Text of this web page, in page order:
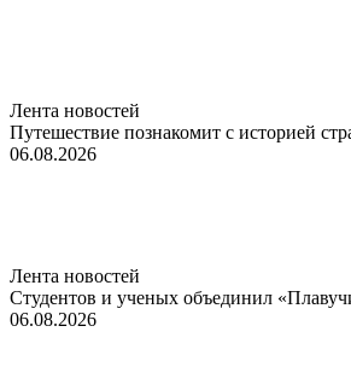
Лента новостей
Путешествие познакомит с историей
06.08.2026
Лента новостей
Студентов и ученых объединил
06.08.2026